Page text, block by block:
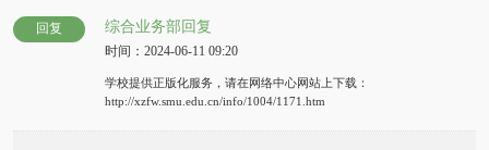
回复 综合业务部回复
时间：2024-06-11 09:20
学校提供正版化服务，请在网络中心网站上下载：
http://xzfw.smu.edu.cn/info/1004/1171.htm